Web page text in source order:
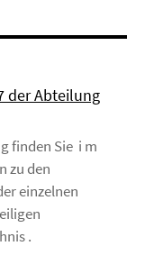
der Abteilung
finden Sie i m
zu den
einzelnen
.